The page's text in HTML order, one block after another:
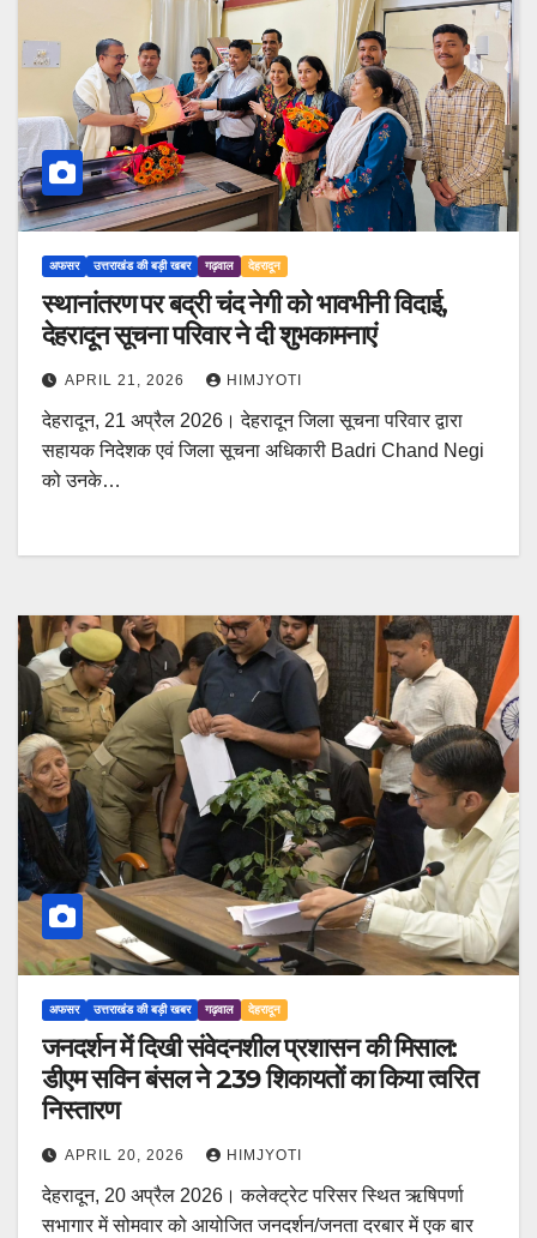
अफसर उत्तराखंड की बड़ी खबर गढ़वाल देहरादून
स्थानांतरण पर बद्री चंद नेगी को भावभीनी विदाई,
देहरादून सूचना परिवार ने दी शुभकामनाएं
APRIL 21, 2026 HIMJYOTI
देहरादून, 21 अप्रैल 2026। देहरादून जिला सूचना परिवार द्वारा
सहायक निदेशक एवं जिला सूचना अधिकारी Badri Chand Negi
को उनके…
अफसर उत्तराखंड की बड़ी खबर गढ़वाल देहरादून
जनदर्शन में दिखी संवेदनशील प्रशासन की मिसाल:
डीएम सविन बंसल ने 239 शिकायतों का किया त्वरित
निस्तारण
APRIL 20, 2026 HIMJYOTI
देहरादून, 20 अप्रैल 2026। कलेक्ट्रेट परिसर स्थित ऋषिपर्णा
सभागार में सोमवार को आयोजित जनदर्शन/जनता दरबार में एक बार